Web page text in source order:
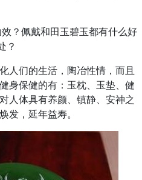
们的生活，陶冶性情，而且
身保健的有：玉枕、玉垫、健
人体具有养颜、镇静、安神之
发，延年益寿。